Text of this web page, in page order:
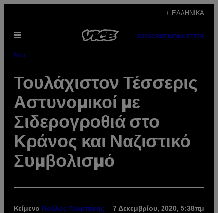
περιεχόμενο
+ ΕΛΛΗΝΙΚΆ
Ανοίξτε
SUBSCRIBENEWSLETTER
Νέα
Τουλάχιστον Τέσσερις
Αστυνομικοί με
Σιδερογροθιά στο
Κράνος και Ναζιστικό
Συμβολισμό
Κείμενο Παύλος Τουμπέκης 7 Δεκεμβρίου, 2020, 5:38πμ